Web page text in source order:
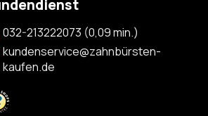
032-213222073 (0,09 min.)
kundenservice@zahnbürsten-
kaufen.de